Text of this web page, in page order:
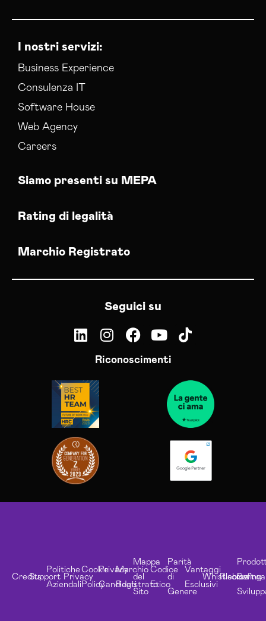
I nostri servizi:
Business Experience
Consulenza IT
Software House
Web Agency
Careers
Siamo presenti su MEPA
Rating di legalità
Marchio Registrato
Seguici su
Riconoscimenti
CreditsSupport
Politiche
Aziendali
Privacy
Cookie
Policy
Privacy
Candidati
Marchio
Registrato
Mappa
del
Sito
Codice
Etico
Parità
di
Genere
Vantaggi
Esclusivi
Whistleblowing
Risorse